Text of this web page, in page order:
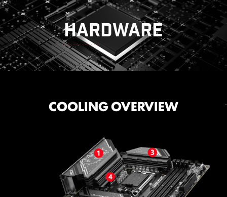
HARDWARE
COOLING OVERVIEW
ระบบจ่ายไฟทั้งหมด 14+1+1 PHASES
ด้วยการออกแบบ VRM ที่ทรงพลัง ด้วยเฟสพลังงานแบบ 14
+ 1 + 1 พร้อมเทคโนโลยี Core Boost และคอนเนคเตอร์
พลังงานแบบคู่ Z790 GAMING PLUS WIFI พร้อมรับมือ
กับความท้าทายของโปรเซสเซอร์ระดับไฮเอนด์
EZ M.2 CLIP
นวัตกรรมใหม่ของ MSI "EZ M.2 CLIP" ช่วยให้คุณสามารถ
ติดตั้ง M.2 SSD ได้อย่างสะดวกรวดเร็วและง่ายดาย